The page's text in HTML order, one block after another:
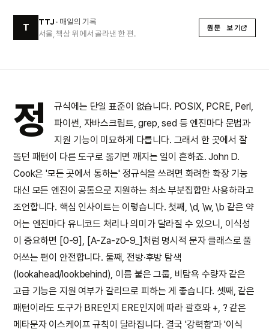
T
TTJ · 매일의 기록
서울, 책상 위에서 골라낸 한 편.
원문 보기
정
규식에는 단일 표준이 없습니다. POSIX, PCRE, Perl,
파이썬, 자바스크립트, grep, sed 등 엔진마다 문법과
지원 기능이 미묘하게 다릅니다. 그래서 한 곳에서 잘
돌던 패턴이 다른 도구로 옮기면 깨지는 일이 흔하죠. John D.
Cook은 '모든 곳에서 통하는' 정규식을 쓰려면 화려한 확장 기능
대신 모든 엔진이 공통으로 지원하는 최소 부분집합만 사용하라고
조언합니다. 핵심 인사이트는 이렇습니다. 첫째, \d, \w, \b 같은 약
어는 엔진마다 유니코드 처리나 의미가 달라질 수 있으니, 이식성
이 중요하면 [0-9], [A-Za-z0-9_]처럼 명시적 문자 클래스로 풀
어쓰는 편이 안전합니다. 둘째, 전방·후방 탐색
(lookahead/lookbehind), 이름 붙은 그룹, 비탐욕 수량자 같은
고급 기능은 지원 여부가 갈리므로 피하는 게 좋습니다. 셋째, 같은
패턴이라도 도구가 BRE인지 ERE인지에 따라 괄호와 +, ? 같은
메타문자 이스케이프 규칙이 달라집니다. 결국 '강력함'과 '이식